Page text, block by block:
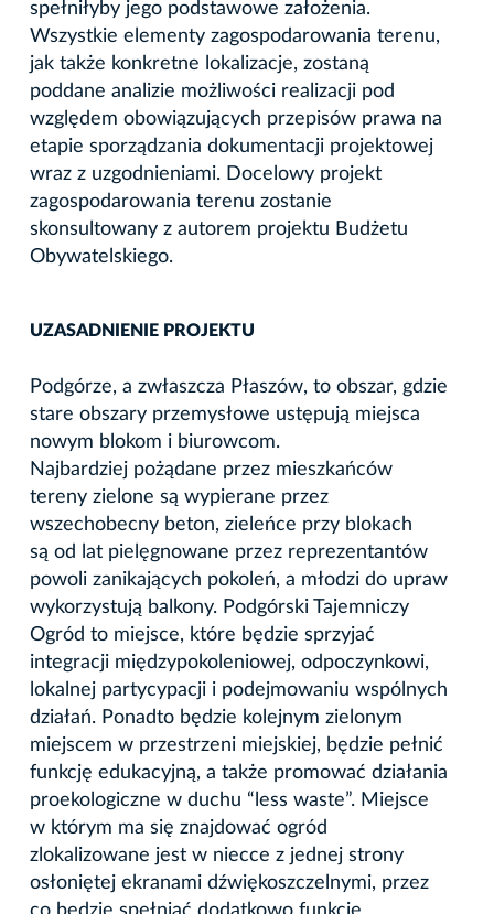
spełniłyby jego podstawowe założenia.
Wszystkie elementy zagospodarowania terenu,
jak także konkretne lokalizacje, zostaną
poddane analizie możliwości realizacji pod
względem obowiązujących przepisów prawa na
etapie sporządzania dokumentacji projektowej
wraz z uzgodnieniami. Docelowy projekt
zagospodarowania terenu zostanie
skonsultowany z autorem projektu Budżetu
Obywatelskiego.
UZASADNIENIE PROJEKTU
Podgórze, a zwłaszcza Płaszów, to obszar, gdzie
stare obszary przemysłowe ustępują miejsca
nowym blokom i biurowcom.
Najbardziej pożądane przez mieszkańców
tereny zielone są wypierane przez
wszechobecny beton, zieleńce przy blokach
są od lat pielęgnowane przez reprezentantów
powoli zanikających pokoleń, a młodzi do upraw
wykorzystują balkony. Podgórski Tajemniczy
Ogród to miejsce, które będzie sprzyjać
integracji międzypokoleniowej, odpoczynkowi,
lokalnej partycypacji i podejmowaniu wspólnych
działań. Ponadto będzie kolejnym zielonym
miejscem w przestrzeni miejskiej, będzie pełnić
funkcję edukacyjną, a także promować działania
proekologiczne w duchu “less waste”. Miejsce
w którym ma się znajdować ogród
zlokalizowane jest w niecce z jednej strony
osłoniętej ekranami dźwiękoszczelnymi, przez